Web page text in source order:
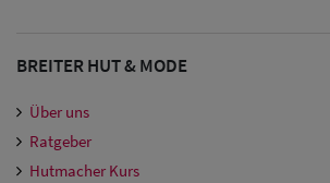
BREITER HUT & MODE
Über uns
Ratgeber
Hutmacher Kurs